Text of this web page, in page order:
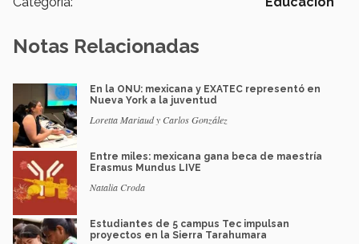
Notas Relacionadas
En la ONU: mexicana y EXATEC representó en
Nueva York a la juventud
Loretta Mariaud y Carlos González
Entre miles: mexicana gana beca de maestría
Erasmus Mundus LIVE
Natalia Croda
Estudiantes de 5 campus Tec impulsan
proyectos en la Sierra Tarahumara